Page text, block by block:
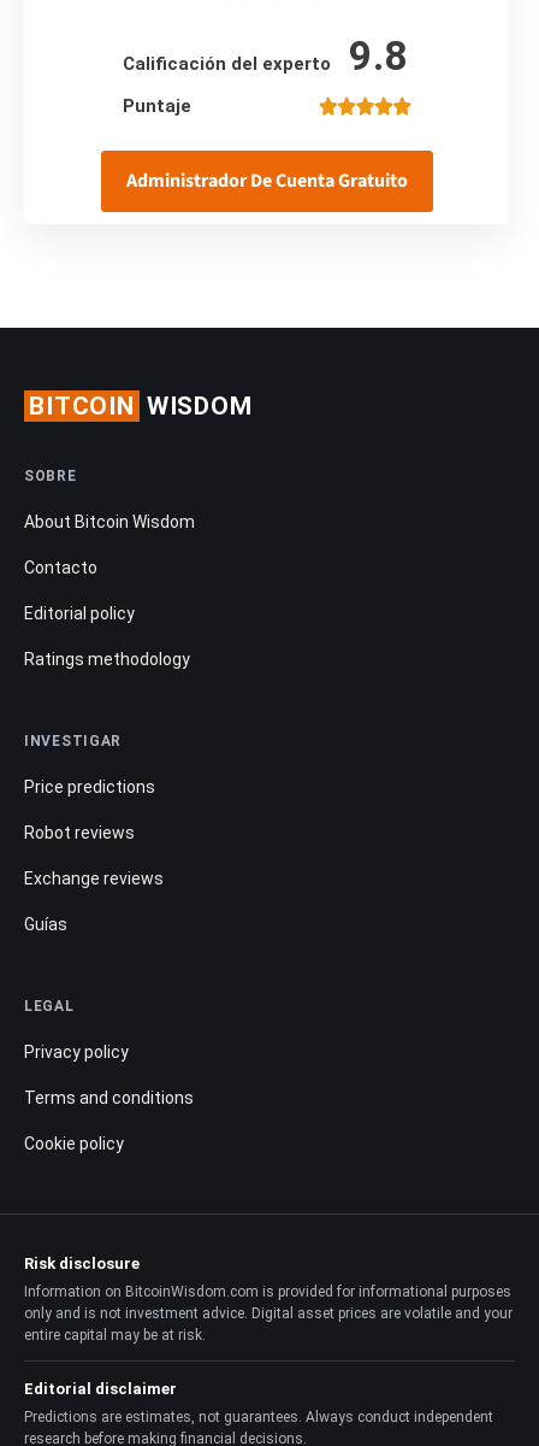
Calificación del experto 9.8
Puntaje
Administrador De Cuenta Gratuito
BITCOIN WISDOM
SOBRE
About Bitcoin Wisdom
Contacto
Editorial policy
Ratings methodology
INVESTIGAR
Price predictions
Robot reviews
Exchange reviews
Guías
LEGAL
Privacy policy
Terms and conditions
Cookie policy
Risk disclosure
Information on BitcoinWisdom.com is provided for informational purposes
only and is not investment advice. Digital asset prices are volatile and your
entire capital may be at risk.
Editorial disclaimer
Predictions are estimates, not guarantees. Always conduct independent
research before making financial decisions.